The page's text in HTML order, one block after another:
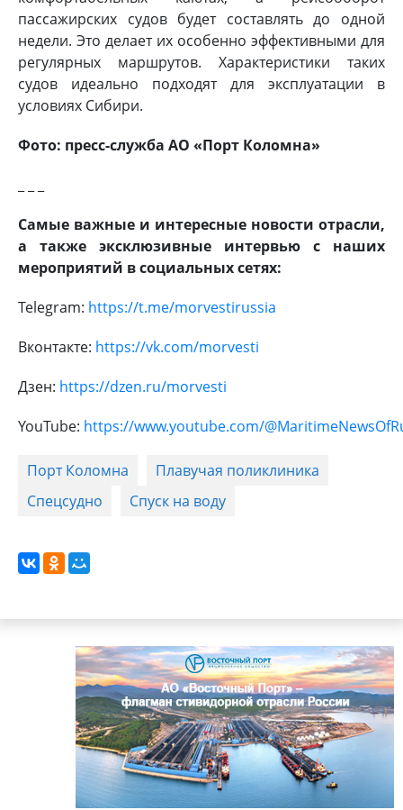
пассажирских судов будет составлять до одной
недели. Это делает их особенно эффективными для
регулярных маршрутов. Характеристики таких
судов идеально подходят для эксплуатации в
условиях Сибири.
Фото: пресс-служба АО «Порт Коломна»
Самые важные и интересные новости отрасли,
а также эксклюзивные интервью с наших
мероприятий в социальных сетях:
Telegram: https://t.me/morvestirussia
Вконтакте: https://vk.com/morvesti
Дзен: https://dzen.ru/morvesti
YouTube: https://www.youtube.com/
Порт Коломна
Плавучая поликлиника
Спецсудно
Спуск на воду